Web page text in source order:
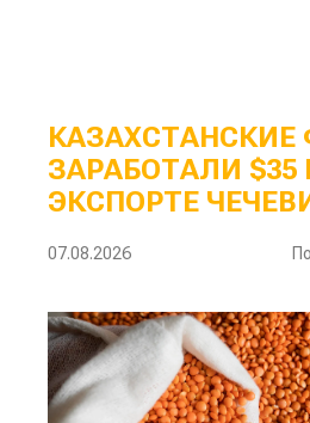
ЗАРАБОТАЛИ
ЭКСПОРТЕ
07.08.2026